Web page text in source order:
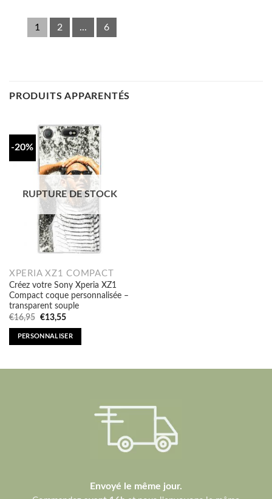
1 2 ... 6
PRODUITS APPARENTÉS
-20%
RUPTURE DE STOCK
XPERIA XZ1 COMPACT
Créez votre Sony Xperia XZ1
Compact coque personnalisée –
transparent souple
€16,95 Original
was:
€16,95.
€13,55Current
is:
€13,55.
PERSONNALISER
Envoyé le même jour.